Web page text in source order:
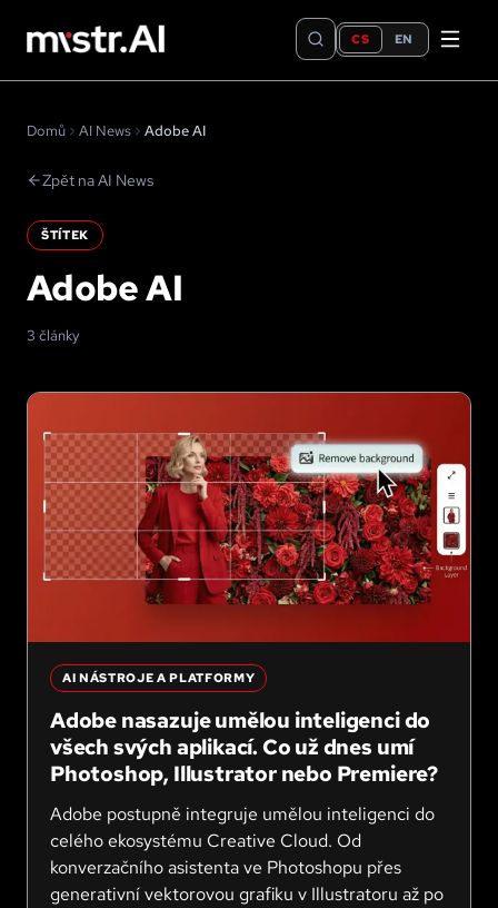
CS EN
Domů AI News Adobe AI
Zpět na AI News
ŠTÍTEK
Adobe AI
3 články
AI NÁSTROJE A PLATFORMY
Adobe nasazuje umělou inteligenci do
všech svých aplikací. Co už dnes umí
Photoshop, Illustrator nebo Premiere?
Adobe postupně integruje umělou inteligenci do
celého ekosystému Creative Cloud. Od
konverzačního asistenta ve Photoshopu přes
generativní vektorovou grafiku v Illustratoru až po